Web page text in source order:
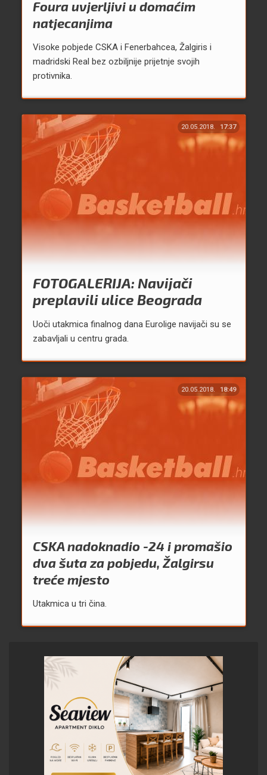
Foura uvjerljivi u domaćim
natjecanjima
Visoke pobjede CSKA i Fenerbahcea, Žalgiris i
madridski Real bez ozbiljnije prijetnje svojih
protivnika.
20.05.2018. 17:37
FOTOGALERIJA: Navijači
preplavili ulice Beograda
Uoči utakmica finalnog dana Eurolige navijači su se
zabavljali u centru grada.
20.05.2018. 18:49
CSKA nadoknadio -24 i promašio
dva šuta za pobjedu, Žalgirsu
treće mjesto
Utakmica u tri čina.